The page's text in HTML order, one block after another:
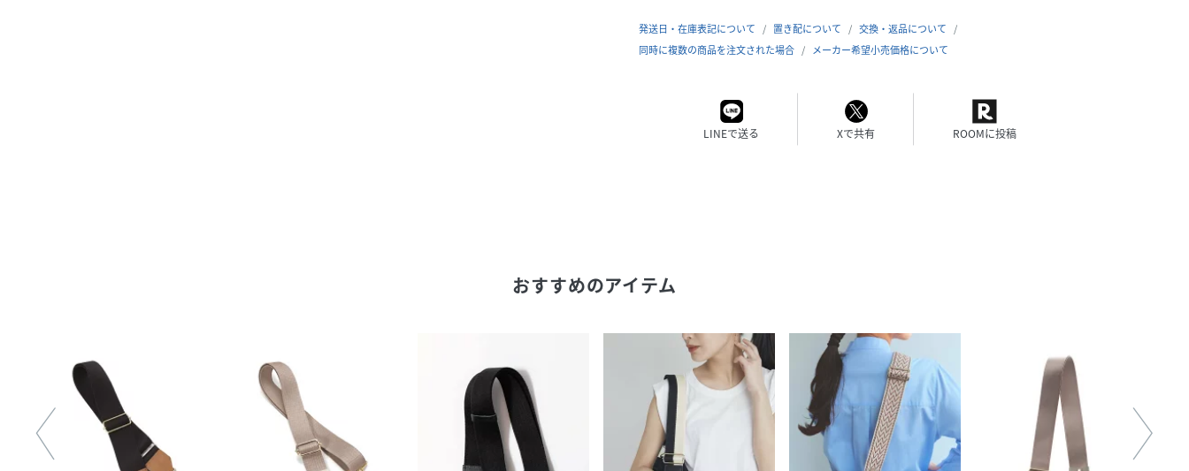
発送日・在庫表記について 置き配について
交換・返品について
同時に複数の商品を注文された場合
メーカー希望小売価格について
LINEで送る Xで共有 ROOMに投稿
おすすめのアイテム